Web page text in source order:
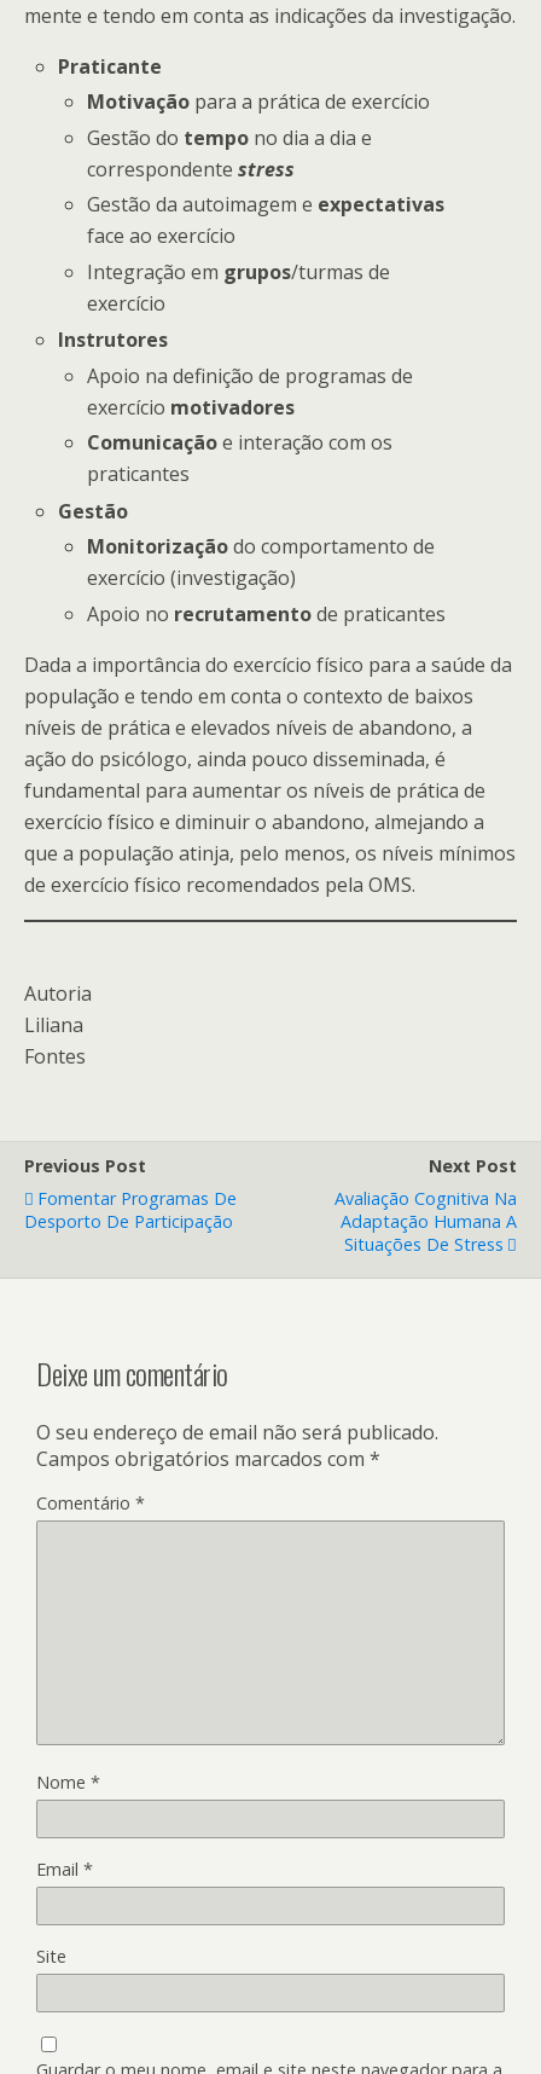
mente e tendo em conta as indicações da investigação.
Praticante
Motivação para a prática de exercício
Gestão do tempo no dia a dia e
correspondentestress
Gestão da autoimagem e expectativas
face ao exercício
Integração em grupos/turmas de
exercício
Instrutores
Apoio na definição de programas de
exercício motivadores
Comunicaçãoe interação com os
praticantes
Gestão
Monitorizaçãodo comportamento de
exercício (investigação)
Apoio no recrutamentode praticantes
Dada a importância do exercício físico para a saúde da
população e tendo em conta o contexto de baixos
níveis de prática e elevados níveis de abandono, a
ação do psicólogo, ainda pouco disseminada, é
fundamental para aumentar os níveis de prática de
exercício físico e diminuir o abandono, almejando a
que a população atinja, pelo menos, os níveis mínimos
de exercício físico recomendados pela OMS.
Autoria
Liliana
Fontes
Previous Post
Fomentar Programas De
Desporto De Participação
Next Post
Avaliação Cognitiva Na
Adaptação Humana A
Situações De Stress
Deixe um comentário
O seu endereço de email não será publicado.
Campos obrigatórios marcados com *
Comentário *
Nome *
Email *
Site
Guardar o meu nome, email e site neste navegador para a